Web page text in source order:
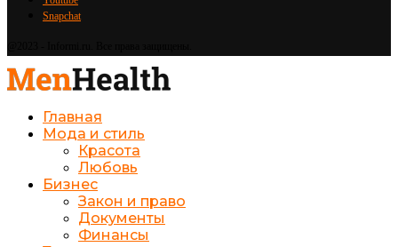
Snapchat
Главная
Мода и стиль
Красота
Любовь
Бизнес
Закон и право
Документы
Финансы